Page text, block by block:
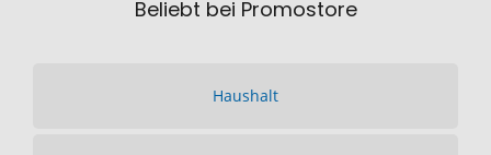
Beliebt bei Promostore
Haushalt